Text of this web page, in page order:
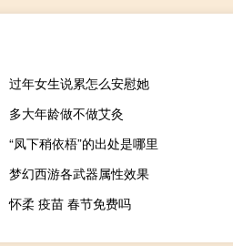
过年女生说累怎么安慰她
多大年龄做不做艾灸
“凤下稍依梧”的出处是哪里
梦幻西游各武器属性效果
怀柔 疫苗 春节免费吗